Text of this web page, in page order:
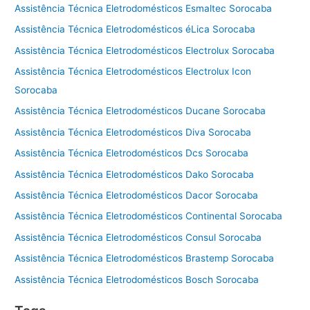
Assistência Técnica Eletrodomésticos Esmaltec Sorocaba
Assistência Técnica Eletrodomésticos éLica Sorocaba
Assistência Técnica Eletrodomésticos Electrolux Sorocaba
Assistência Técnica Eletrodomésticos Electrolux Icon
Sorocaba
Assistência Técnica Eletrodomésticos Ducane Sorocaba
Assistência Técnica Eletrodomésticos Diva Sorocaba
Assistência Técnica Eletrodomésticos Dcs Sorocaba
Assistência Técnica Eletrodomésticos Dako Sorocaba
Assistência Técnica Eletrodomésticos Dacor Sorocaba
Assistência Técnica Eletrodomésticos Continental Sorocaba
Assistência Técnica Eletrodomésticos Consul Sorocaba
Assistência Técnica Eletrodomésticos Brastemp Sorocaba
Assistência Técnica Eletrodomésticos Bosch Sorocaba